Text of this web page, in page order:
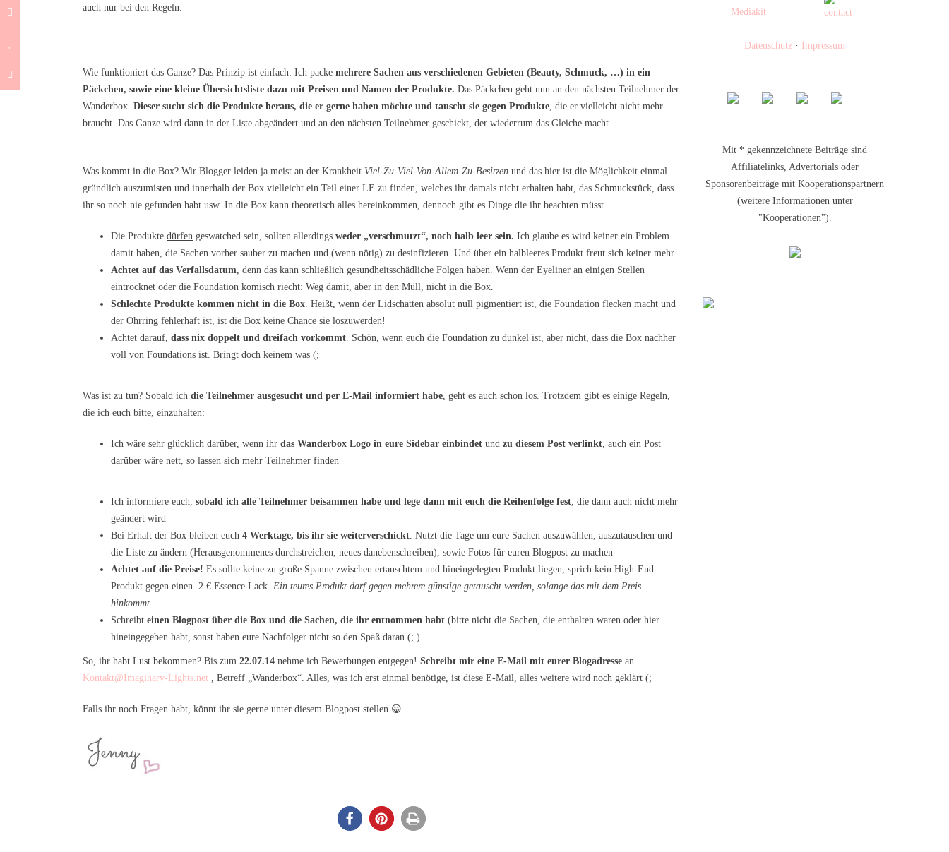
auch nur bei den Regeln.
Wie funktioniert das Ganze? Das Prinzip ist einfach: Ich packe mehrere Sachen aus verschiedenen Gebieten (Beauty, Schmuck, …) in ein
Päckchen, sowie eine kleine Übersichtsliste dazu mit Preisen und Namen der Produkte. Das Päckchen geht nun an den nächsten Teilnehmer der
Wanderbox. Dieser sucht sich die Produkte heraus, die er gerne haben möchte und tauscht sie gegen Produkte , die er vielleicht nicht mehr
braucht. Das Ganze wird dann in der Liste abgeändert und an den nächsten Teilnehmer geschickt, der wiederrum das Gleiche macht.
Was kommt in die Box? Wir Blogger leiden ja meist an der Krankheit Viel-Zu-Viel-Von-Allem-Zu-Besitzen und das hier ist die Möglichkeit einmal
gründlich auszumisten und innerhalb der Box vielleicht ein Teil einer LE zu finden, welches ihr damals nicht erhalten habt, das Schmuckstück, dass
ihr so noch nie gefunden habt usw. In die Box kann theoretisch alles hereinkommen, dennoch gibt es Dinge die ihr beachten müsst.
Die Produkte dürfen geswatched sein, sollten allerdings weder „verschmutzt“, noch halb leer sein. Ich glaube es wird keiner ein Problem
damit haben, die Sachen vorher sauber zu machen und (wenn nötig) zu desinfizieren. Und über ein halbleeres Produkt freut sich keiner mehr.
Achtet auf das Verfallsdatum , denn das kann schließlich gesundheitsschädliche Folgen haben. Wenn der Eyeliner an einigen Stellen
eintrocknet oder die Foundation komisch riecht: Weg damit, aber in den Müll, nicht in die Box.
Schlechte Produkte kommen nicht in die Box . Heißt, wenn der Lidschatten absolut null pigmentiert ist, die Foundation flecken macht und
der Ohrring fehlerhaft ist, ist die Box keine Chance sie loszuwerden!
Achtet darauf, dass nix doppelt und dreifach vorkommt . Schön, wenn euch die Foundation zu dunkel ist, aber nicht, dass die Box nachher
voll von Foundations ist. Bringt doch keinem was (;
Was ist zu tun? Sobald ich die Teilnehmer ausgesucht und per E-Mail informiert habe , geht es auch schon los. Trotzdem gibt es einige Regeln,
die ich euch bitte, einzuhalten:
Ich wäre sehr glücklich darüber, wenn ihr das Wanderbox Logo in eure Sidebar einbindet und zu diesem Post verlinkt , auch ein Post
darüber wäre nett, so lassen sich mehr Teilnehmer finden
Ich informiere euch, sobald ich alle Teilnehmer beisammen habe und lege dann mit euch die Reihenfolge fest , die dann auch nicht mehr
geändert wird
Bei Erhalt der Box bleiben euch 4 Werktage, bis ihr sie weiterverschickt . Nutzt die Tage um eure Sachen auszuwählen, auszutauschen und
die Liste zu ändern (Herausgenommenes durchstreichen, neues danebenschreiben), sowie Fotos für euren Blogpost zu machen
Achtet auf die Preise! Es sollte keine zu große Spanne zwischen ertauschtem und hineingelegten Produkt liegen, sprich kein High-End-
Produkt gegen einen 2 € Essence Lack. Ein teures Produkt darf gegen mehrere günstige getauscht werden, solange das mit dem Preis
hinkommt
Schreibt einen Blogpost über die Box und die Sachen, die ihr entnommen habt (bitte nicht die Sachen, die enthalten waren oder hier
hineingegeben habt, sonst haben eure Nachfolger nicht so den Spaß daran (; )
So, ihr habt Lust bekommen? Bis zum 22.07.14 nehme ich Bewerbungen entgegen! Schreibt mir eine E-Mail mit eurer Blogadresse an
Kontakt@Imaginary-Lights.net , Betreff „Wanderbox“. Alles, was ich erst einmal benötige, ist diese E-Mail, alles weitere wird noch geklärt (;
Falls ihr noch Fragen habt, könnt ihr sie gerne unter diesem Blogpost stellen 😀
Mediakit
Datenschutz · Impressum
Mit * gekennzeichnete Beiträge sind
Affiliatelinks, Advertorials oder
Sponsorenbeiträge mit Kooperationspartnern
(weitere Informationen unter
"Kooperationen").